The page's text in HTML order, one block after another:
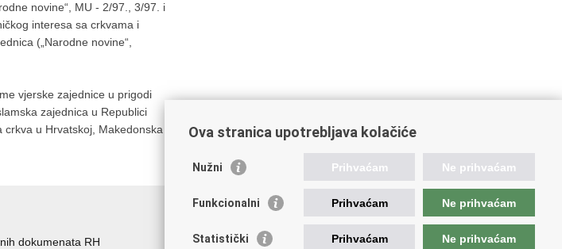
novine“, MU - 2/97., 3/97. i
interesa sa crkvama i
(„Narodne novine“,
vjerske zajednice u prigodi
zajednica u Republici
u Hrvatskoj, Makedonska
dokumenata RH
Važne poveznice
Vlada Republike Hrvatske
Ova stranica upotrebljava kolačiće
Nužni Prihvaćam Ne prihvaćam
Funkcionalni Prihvaćam Ne prihvaćam
Statistički Prihvaćam Ne prihvaćam